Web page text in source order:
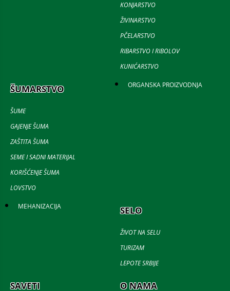
KONJARSTVO
ŽIVINARSTVO
PČELARSTVO
RIBARSTVO I RIBOLOV
KUNIĆARSTVO
ŠUMARSTVO
ŠUME
GAJENJE ŠUMA
ZAŠTITA ŠUMA
SEME I SADNI MATERIJAL
KORIŠĆENJE ŠUMA
LOVSTVO
ORGANSKA PROIZVODNJA
MEHANIZACIJA SELO
ŽIVOT NA SELU
TURIZAM
LEPOTE SRBIJE
SAVETI O NAMA